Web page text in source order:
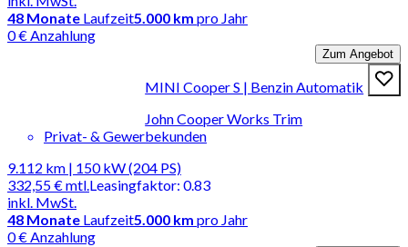
48 Monate Laufzeit5.000 km pro Jahr
0 € Anzahlung
Zum Angebot
MINI Cooper S | Benzin Automatik
John Cooper Works Trim
Privat- & Gewerbekunden
9.112 km | 150 kW (204 PS)
332,55 €mtl.
inkl. MwSt.
Leasingfaktor: 0.83
48 Monate Laufzeit5.000 km pro Jahr
0 € Anzahlung